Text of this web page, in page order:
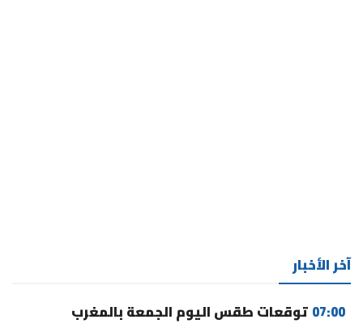
آخر الأخبار
07:00 توقعات طقس اليوم الجمعة بالمغرب